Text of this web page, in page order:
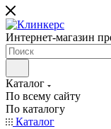
Интернет-магазин
Каталог
По всему сайту
По каталогу
Каталог